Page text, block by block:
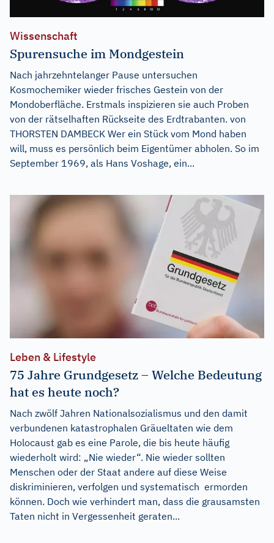
Wissenschaft
Spurensuche im Mondgestein
Nach jahrzehntelanger Pause untersuchen
Kosmochemiker wieder frisches Gestein von der
Mondoberfläche. Erstmals inspizieren sie auch Proben
von der rätselhaften Rückseite des Erdtrabanten. von
THORSTEN DAMBECK Wer ein Stück vom Mond haben
will, muss es persönlich beim Eigentümer abholen. So im
September 1969, als Hans Voshage, ein...
Leben & Lifestyle
75 Jahre Grundgesetz – Welche Bedeutung
hat es heute noch?
Nach zwölf Jahren Nationalsozialismus und den damit
verbundenen katastrophalen Gräueltaten wie dem
Holocaust gab es eine Parole, die bis heute häufig
wiederholt wird: „Nie wieder“. Nie wieder sollten
Menschen oder der Staat andere auf diese Weise
diskriminieren, verfolgen und systematisch ermorden
können. Doch wie verhindert man, dass die grausamsten
Taten nicht in Vergessenheit geraten...